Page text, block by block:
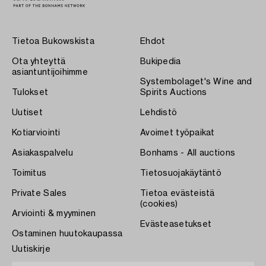
Tietoa Bukowskista
Ota yhteyttä
asiantuntijoihimme
Tulokset
Uutiset
Kotiarviointi
Asiakaspalvelu
Toimitus
Private Sales
Arviointi & myyminen
Ostaminen huutokaupassa
Ehdot
Bukipedia
Systembolaget's Wine and
Spirits Auctions
Lehdistö
Avoimet työpaikat
Bonhams - All auctions
Tietosuojakäytäntö
Tietoa evästeistä
(cookies)
Evästeasetukset
Uutiskirje